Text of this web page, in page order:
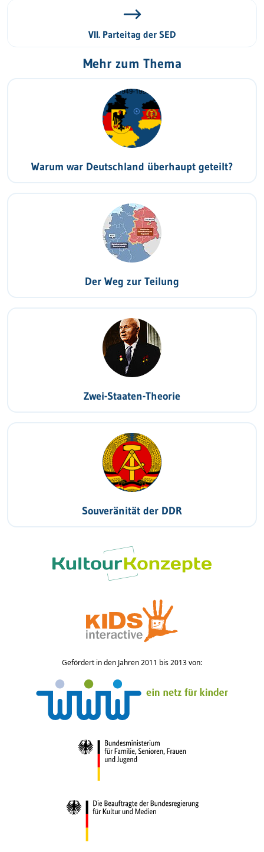
VII. Parteitag der SED
Mehr zum Thema
Warum war Deutschland überhaupt geteilt?
Der Weg zur Teilung
Zwei-Staaten-Theorie
Souveränität der DDR
Gefördert in den Jahren 2011 bis 2013 von: